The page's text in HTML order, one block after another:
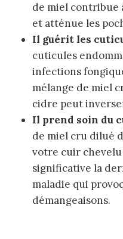
de miel contribue
et atténue les
Il guérit les
cuticules
infections
mélange de miel
cidre peut
Il prend soin du
de miel cru dilué
votre cuir
significative la
maladie qui
démangeaisons.